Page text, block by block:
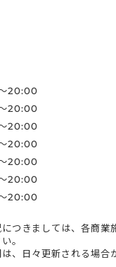
20:00
20:00
20:00
20:00
20:00
20:00
20:00
つきましては、各商業
。
、日々更新される場合